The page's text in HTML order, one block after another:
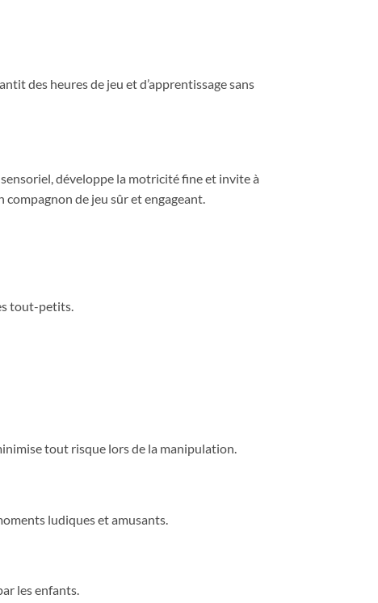
des heures de jeu et d’apprentissage sans
sensoriel, développe la motricité fine et invite à
de jeu sûr et engageant.
tout-petits.
tout risque lors de la manipulation.
ludiques et amusants.
les enfants.